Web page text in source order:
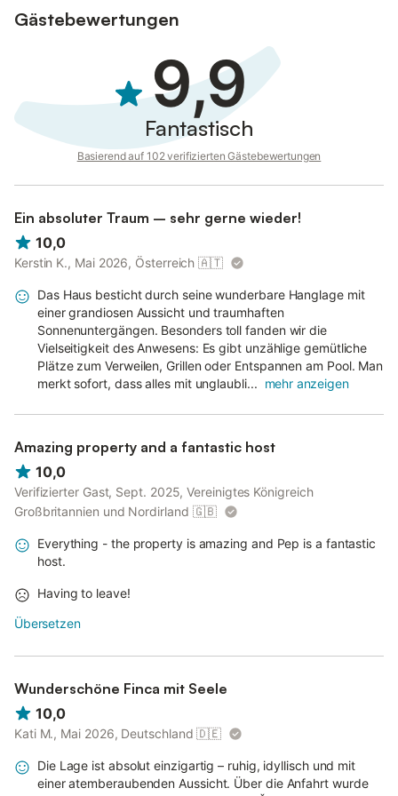
Gästebewertungen
9,9
Fantastisch
Basierend auf 102 verifizierten Gästebewertungen
Ein absoluter Traum – sehr gerne wieder!
10,0
Kerstin K., Mai 2026, Österreich 🇦🇹
Das Haus besticht durch seine wunderbare Hanglage mit
einer grandiosen Aussicht und traumhaften
Sonnenuntergängen. Besonders toll fanden wir die
Vielseitigkeit des Anwesens: Es gibt unzählige gemütliche
Plätze zum Verweilen, Grillen oder Entspannen am Pool. Man
merkt sofort, dass alles mit unglaubli... mehr anzeigen
Amazing property and a fantastic host
10,0
Verifizierter Gast, Sept. 2025, Vereinigtes Königreich
Großbritannien und Nordirland 🇬🇧
Everything - the property is amazing and Pep is a fantastic
host.
Having to leave!
Übersetzen
Wunderschöne Finca mit Seele
10,0
Kati M., Mai 2026, Deutschland 🇩🇪
Die Lage ist absolut einzigartig – ruhig, idyllisch und mit
einer atemberaubenden Aussicht. Über die Anfahrt wurde